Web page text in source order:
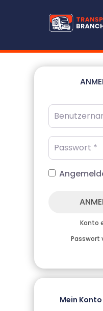
Passwort
Konto
Passwort
Mein Konto